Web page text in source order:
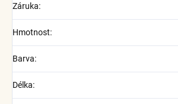
Záruka:
Hmotnost:
Barva:
Délka: